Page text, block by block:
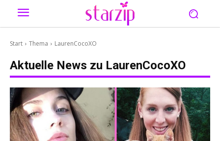
Start Thema LaurenCocoXO
Aktuelle News zu LaurenCocoXO